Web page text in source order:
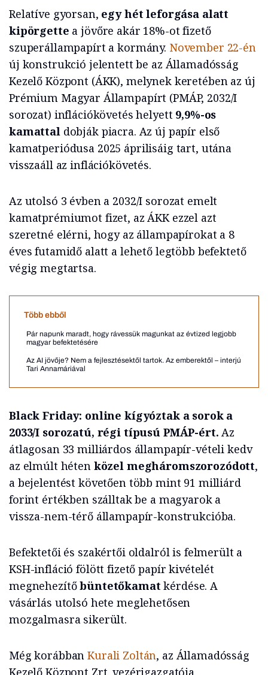
Relatíve gyorsan, egy hét leforgása alatt
kipörgette a jövőre akár 18%-ot fizető
szuperállampapírt a kormány. November 22-én
új konstrukció jelentett be az Államadósság
Kezelő Központ (ÁKK), melynek keretében az új
Prémium Magyar Állampapírt (PMÁP, 2032/I
sorozat) inflációkövetés helyett 9,9%-os
kamattaldobják piacra. Az új papír első
kamatperiódusa 2025 áprilisáig tart, utána
visszaáll az inflációkövetés.
Az utolsó 3 évben a 2032/I sorozat emelt
kamatprémiumot fizet, az ÁKK ezzel azt
szeretné elérni, hogy az állampapírokat a 8
éves futamidő alatt a lehető legtöbb befektető
végig megtartsa.
Több ebből
Pár napunk maradt, hogy rávessük magunkat az évtized legjobb
magyar befektetésére
Az AI jövője? Nem a fejlesztésektől tartok. Az emberektől – interjú
Tari Annamáriával
Black Friday: online kígyóztak a sorok a
2033/I sorozatú, régi típusú PMÁP-ért.Az
átlagosan 33 milliárdos állampapír-vételi kedv
az elmúlt héten közel megháromszorozódott,
a bejelentést követően több mint 91 milliárd
forint értékben szálltak be a magyarok a
vissza-nem-térő állampapír-konstrukcióba.
Befektetői és szakértői oldalról is felmerült a
KSH-infláció fölött fizető papír kivételét
megnehezítőbüntetőkamatkérdése. A
vásárlás utolsó hete meglehetősen
mozgalmasra sikerült.
Még korábbanKurali Zoltán, az Államadósság
Kezelő Központ Zrt. vezérigazgatója